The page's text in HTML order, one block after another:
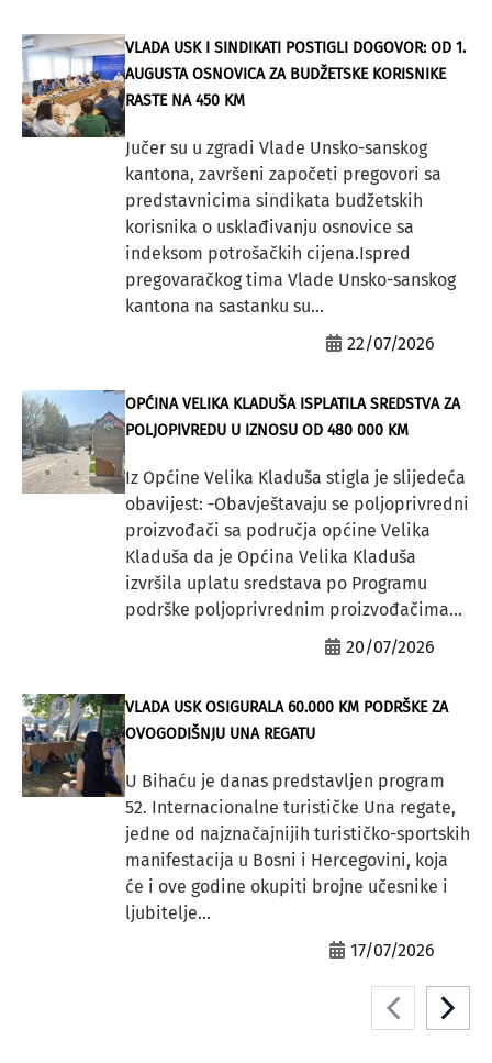
VLADA USK I SINDIKATI POSTIGLI DOGOVOR: OD 1.
AUGUSTA OSNOVICA ZA BUDŽETSKE KORISNIKE
RASTE NA 450 KM
Jučer su u zgradi Vlade Unsko-sanskog
kantona, završeni započeti pregovori sa
predstavnicima sindikata budžetskih
korisnika o usklađivanju osnovice sa
indeksom potrošačkih cijena.Ispred
pregovaračkog tima Vlade Unsko-sanskog
kantona na sastanku su...
22/07/2026
OPĆINA VELIKA KLADUŠA ISPLATILA SREDSTVA ZA
POLJOPIVREDU U IZNOSU OD 480 000 KM
Iz Općine Velika Kladuša stigla je slijedeća
obavijest: -Obavještavaju se poljoprivredni
proizvođači sa područja općine Velika
Kladuša da je Općina Velika Kladuša
izvršila uplatu sredstava po Programu
podrške poljoprivrednim proizvođačima...
20/07/2026
VLADA USK OSIGURALA 60.000 KM PODRŠKE ZA
OVOGODIŠNJU UNA REGATU
U Bihaću je danas predstavljen program
52. Internacionalne turističke Una regate,
jedne od najznačajnijih turističko-sportskih
manifestacija u Bosni i Hercegovini, koja
će i ove godine okupiti brojne učesnike i
ljubitelje...
17/07/2026